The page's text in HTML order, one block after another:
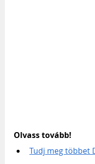
Olvass tovább!
Tudj meg többet